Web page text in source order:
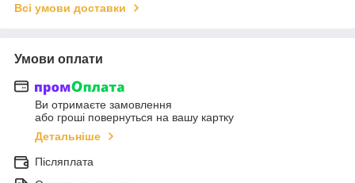
Всі умови доставки
Умови оплати
Ви отримаєте замовлення
або гроші повернуться на вашу картку
Детальніше
Післяплата